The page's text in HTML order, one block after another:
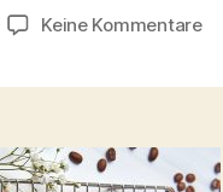
Keine Kommentarezu